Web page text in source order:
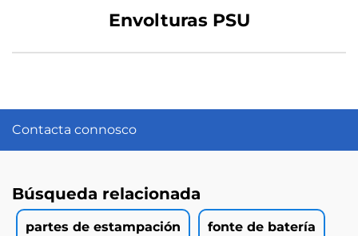
Envolturas PSU
Contacta connosco
Búsqueda relacionada
partes de estampación fonte de batería